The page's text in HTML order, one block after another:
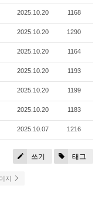
2025.10.20 1168
2025.10.20 1290
2025.10.20 1164
2025.10.20 1193
2025.10.20 1199
2025.10.20 1183
2025.10.07 1216
쓰기 태그
지